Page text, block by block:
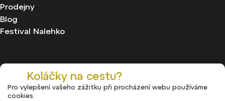
Koláčky na cestu?
Pro vylepšení vašeho zážitku při procházení webu používáme
cookies.
Prodejny
Blog
Festival Nalehko
Copyright 2026
. Všechna práva vyhrazena.